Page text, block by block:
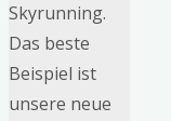
Skyrunning.
Das beste
Beispiel ist
unsere neue